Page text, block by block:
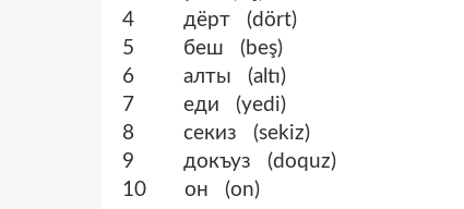
4 дёрт (dört)
5 беш (beş)
6 алты (altı)
7 еди (yedi)
8 секиз (sekiz)
9 докъуз (doquz)
10 он (on)